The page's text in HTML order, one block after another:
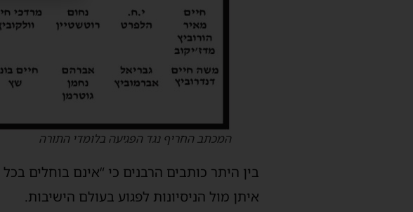
המכתב החריף נגד הפגיעה בלומדי התורה
בין היתר כותבים הרבנים כי “אינם בוחלים
איתן מול הניסיונות לפגוע בעולם הישיבות.